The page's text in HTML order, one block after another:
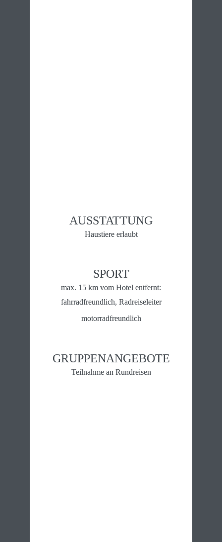
AUSSTATTUNG
Haustiere erlaubt
SPORT
max. 15 km vom Hotel entfernt:
fahrradfreundlich, Radreiseleiter
motorradfreundlich
GRUPPENANGEBOTE
Teilnahme an Rundreisen